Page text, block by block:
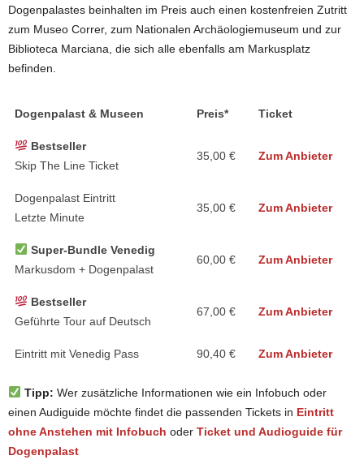
Dogenpalastes beinhalten im Preis auch einen kostenfreien Zutritt
zum Museo Correr, zum Nationalen Archäologiemuseum und zur
Biblioteca Marciana, die sich alle ebenfalls am Markusplatz
befinden.
Dogenpalast & Museen Preis* Ticket
Bestseller
Skip The Line Ticket
35,00 € Zum Anbieter
Dogenpalast Eintritt
Letzte Minute
35,00 € Zum Anbieter
Super-Bundle Venedig
Markusdom + Dogenpalast
60,00 € Zum Anbieter
Bestseller
Geführte Tour auf Deutsch
67,00 € Zum Anbieter
Eintritt mit Venedig Pass 90,40 € Zum Anbieter
Tipp: Wer zusätzliche Informationen wie ein Infobuch oder
einen Audiguide möchte findet die passenden Tickets in Eintritt
ohne Anstehen mit Infobuch oder Ticket und Audioguide für
Dogenpalast